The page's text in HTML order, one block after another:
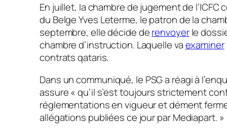
En juillet, la chambre de jugement de
du Belge Yves Leterme, le patron de la
septembre, elle décide derenvoyerle
chambre d’instruction. Laquelle vaexaminer
contrats qataris.
Dans un communiqué, le PSG a réagi à
assure «qu’il s’est toujours strictement
réglementations en vigueur et dément
allégations publiées ce jour parMediapart. »